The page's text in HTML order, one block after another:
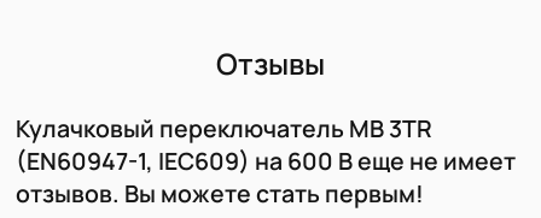
Отзывы
Кулачковый переключатель MB 3TR
(EN60947-1, IEC609) на 600 В еще не имеет
отзывов. Вы можете стать первым!